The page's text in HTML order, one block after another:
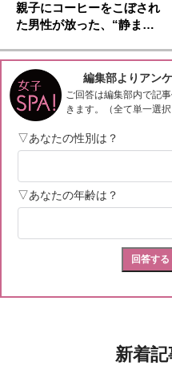
親子にコーヒーをこぼされ
た男性が放った、“静ま…
新着記